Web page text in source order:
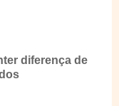
diferença de